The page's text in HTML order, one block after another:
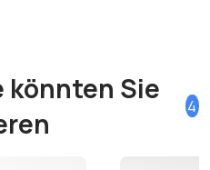
könnten Sie
4